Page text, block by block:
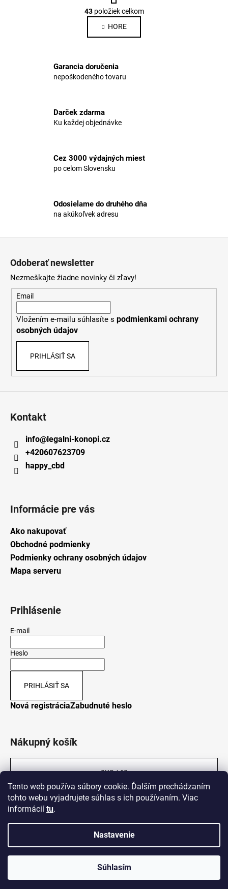
Tento web používa súbory cookie. Ďalším prechádzaním
tohto webu vyjadrujete súhlas s ich používaním. Viac
informácií tu.
Nastavenie
Súhlasím
O
v
l
á
a
c
i
r
v
v
ý
s
u
r
á
n
k
a
n
43položiek celkom
HORE
Garancia doručenia
nepoškodeného tovaru
Darček zdarma
Ku každej objednávke
Cez 3000 výdajných miest
po celom Slovensku
Odosielame do druhého dňa
na akúkoľvek adresu
Odoberať newsletter
Nezmeškajte žiadne novinky či zľavy!
Email
Vložením e-mailu súhlasíte s podmienkami ochrany
osobných údajov
PRIHLÁSIŤ SA
Kontakt
info@ legalni-konopi.cz
+420607623709
happy_cbd
Informácie pre vás
Ako nakupovať
Obchodné podmienky
Podmienky ochrany osobných údajov
Mapa serveru
Prihlásenie
E-mail
Heslo
PRIHLÁSIŤ SA
Nová registráciaZabudnuté heslo
Nákupný košík
0KS /€0
Legalni-konopi.sk. Všetky práva vyhradené.